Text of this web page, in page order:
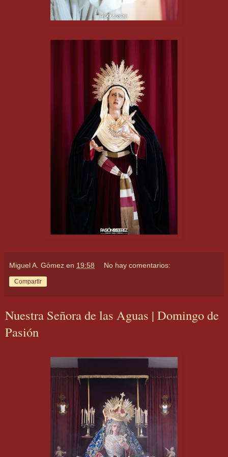
Miguel A. Gómez en 19:58 No hay comentarios:
Compartir
Nuestra Señora de las Aguas | Domingo de
Pasión